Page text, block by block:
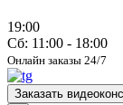
19:00
Сб: 11:00 - 18:00
Онлайн заказы 24/7
Заказать